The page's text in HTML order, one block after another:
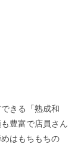
きる「熟成和
豊富で店員さん
はもちもちの